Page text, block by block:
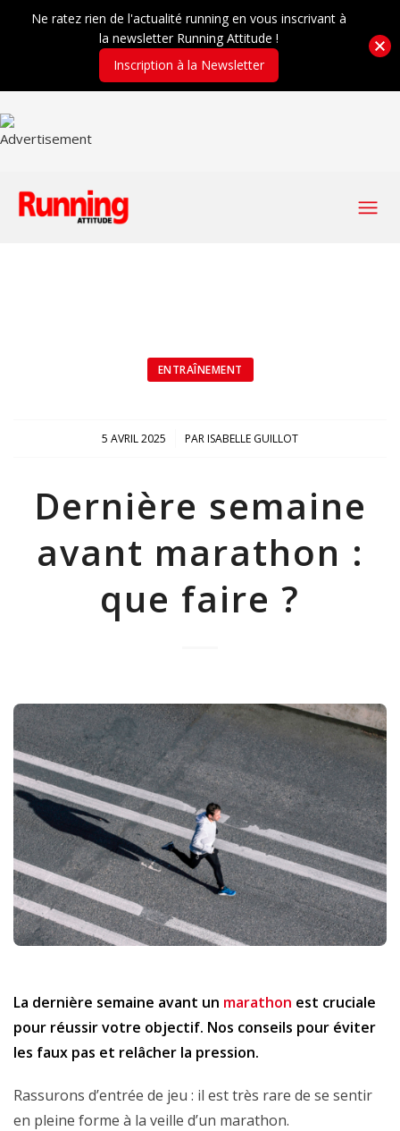
ENTRAÎNEMENT
5 AVRIL 2025
/ PARISABELLE GUILLOT
Dernière semaine
avant marathon :
que faire ?
La dernière semaine avant un marathon est cruciale
pour réussir votre objectif. Nos conseils pour éviter
les faux pas et relâcher la pression.
Rassurons d’entrée de jeu : il est très rare de se sentir
en pleine forme à la veille d’un marathon.
Ne ratez rien de l'actualité running en vous inscrivant à
la newsletter Running Attitude !
Inscription à la Newsletter